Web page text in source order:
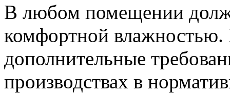
В любом помещении
комфортной влажностью.
дополнительные
производствах в